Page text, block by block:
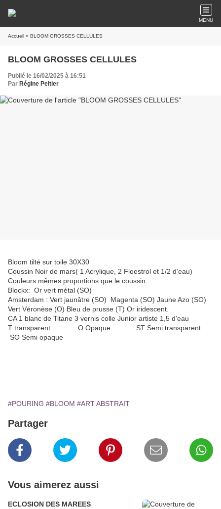
MENU
Accueil » BLOOM GROSSES CELLULES
BLOOM GROSSES CELLULES
Publié le 16/02/2025 à 16:51
Par Régine Peltier
Bloom tilté sur toile 30X30
Coussin Noir de mars( 1 Acrylique, 2 Floestrol et 1/2 d'eau)
Couleurs mêmes proportions que le coussin:
Blockx: Or vert métal (SO)
Amsterdam : Vert jaunâtre (SO) Magenta (SO) Jaune Azo (SO)
Vert Véronèse (O) Bleu de prusse (T) Or iridescent.
CA 1 blanc de Titane 3 vernis colle Junior artiste 1,5 d'eau
T transparent . O Opaque. ST Semi transparent
SO Semi opaque
#POURING #BLOOM #ART ABSTRAIT
Partager
Vous aimerez aussi
ECLOSION DES MAREES